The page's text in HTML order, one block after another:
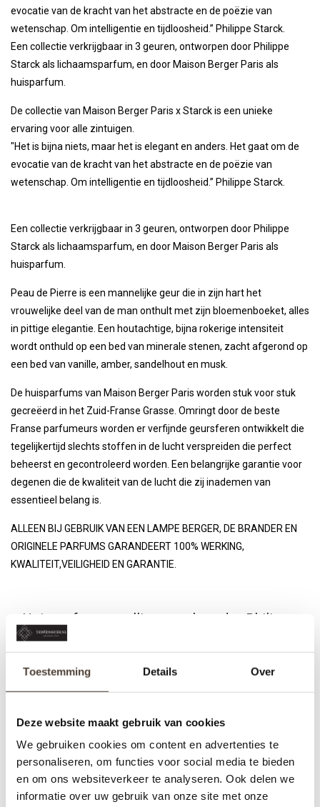
Toestemming Details Over
Deze website maakt gebruik van cookies
We gebruiken cookies om content en advertenties te
personaliseren, om functies voor social media te bieden
en om ons websiteverkeer te analyseren. Ook delen we
informatie over uw gebruik van onze site met onze
evocatie van de kracht van het abstracte en de poëzie van
wetenschap. Om intelligentie en tijdloosheid.” Philippe Starck.
Een collectie verkrijgbaar in 3 geuren, ontworpen door Philippe
Starck als lichaamsparfum, en door Maison Berger Paris als
huisparfum.
De collectie van Maison Berger Paris x Starck is een unieke
ervaring voor alle zintuigen.
"Het is bijna niets, maar het is elegant en anders. Het gaat om de
evocatie van de kracht van het abstracte en de poëzie van
wetenschap. Om intelligentie en tijdloosheid.” Philippe Starck.
Een collectie verkrijgbaar in 3 geuren, ontworpen door Philippe
Starck als lichaamsparfum, en door Maison Berger Paris als
huisparfum.
Peau de Pierre is een mannelijke geur die in zijn hart het
vrouwelijke deel van de man onthult met zijn bloemenboeket, alles
in pittige elegantie. Een houtachtige, bijna rokerige intensiteit
wordt onthuld op een bed van minerale stenen, zacht afgerond op
een bed van vanille, amber, sandelhout en musk.
De huisparfums van Maison Berger Paris worden stuk voor stuk
gecreëerd in het Zuid-Franse Grasse. Omringt door de beste
Franse parfumeurs worden er verfijnde geursferen ontwikkelt die
tegelijkertijd slechts stoffen in de lucht verspreiden die perfect
beheerst en gecontroleerd worden. Een belangrijke garantie voor
degenen die de kwaliteit van de lucht die zij inademen van
essentieel belang is.
ALLEEN BIJ GEBRUIK VAN EEN LAMPE BERGER, DE BRANDER EN
ORIGINELE PARFUMS GARANDEERT 100% WERKING,
KWALITEIT,VEILIGHEID EN GARANTIE.
Huisparfum navulling geurbrander Philippe
Nog niet gewaardeerd
JE BEOORDELING TOEVOEGEN
GERELATEERDE PRODUCTEN